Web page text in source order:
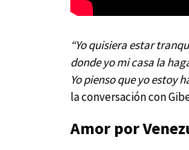
“Yo quisiera estar
donde yo mi casa la
Yo pienso que yo estoy
la conversación con
Amor por